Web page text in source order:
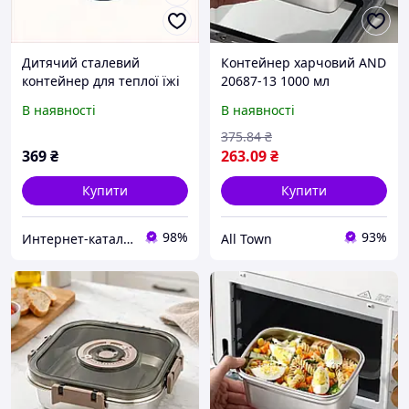
Дитячий сталевий
контейнер для теплої їжі
В наявності
369₴
Купити
Интер​нет-ка​та​лог с​ки​​док "ZAKAZ!K" 98%
Контейнер харчовий AND
20687-13 1000 мл
їжі герметичний і
зручний сірий
В наявності
263.09₴
375.84 ₴
Купити
All Town 93%